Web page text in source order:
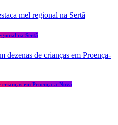
na Sertã
crianças em Proença-a-Nova